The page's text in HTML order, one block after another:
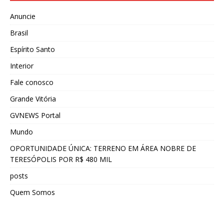
Anuncie
Brasil
Espírito Santo
Interior
Fale conosco
Grande Vitória
GVNEWS Portal
Mundo
OPORTUNIDADE ÚNICA: TERRENO EM ÁREA NOBRE DE
TERESÓPOLIS POR R$ 480 MIL
posts
Quem Somos